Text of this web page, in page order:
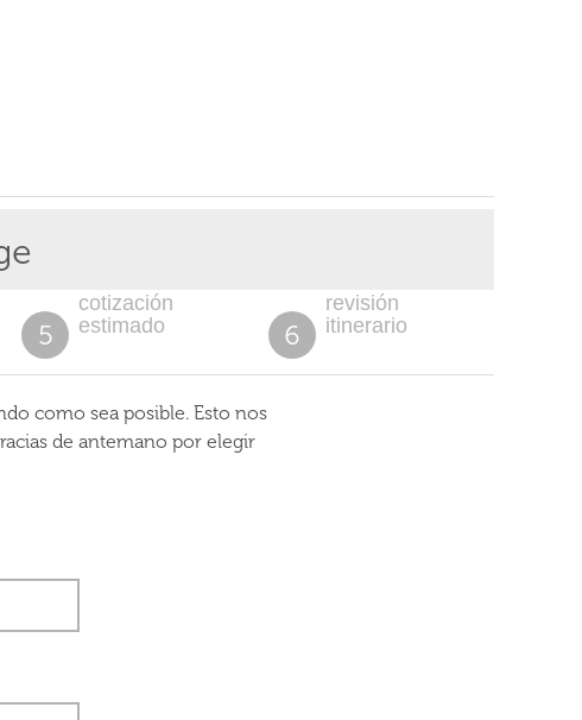
5
cotización
estimado
6
revisión
itinerario
como sea posible. Esto nos
de antemano por elegir